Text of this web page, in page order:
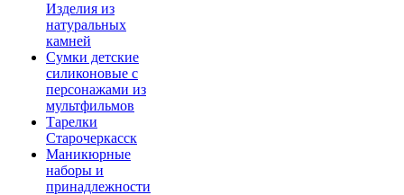
Изделия из
натуральных
камней
Сумки детские
силиконовые с
персонажами из
мультфильмов
Тарелки
Старочеркасск
Маникюрные
наборы и
принадлежности